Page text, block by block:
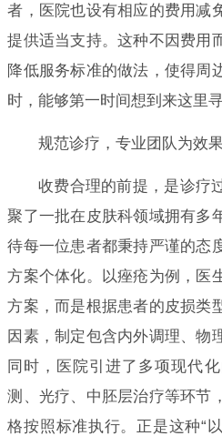
者，医院也设有相应的费用减
提供适当支持。这种不因费用
降低服务标准的做法，使得周
时，能够第一时间想到来这里寻
规范诊疗，专业团队为效
收费合理的前提，是诊疗
聚了一批在皮肤科领域拥有多
待每一位患者都秉持严谨的态
方案个体化。以痤疮为例，医
方案，而是根据患者的皮损类
因素，制定包含内外调理、物
同时，医院引进了多项现代
测、光疗、中胚层治疗等环节
格按照标准执行。正是这种“